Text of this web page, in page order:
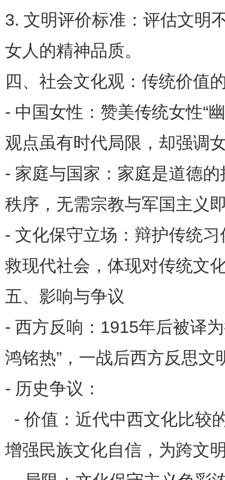
3. 文明评价标准：评估文
女人的精神品质。
四、社会文化观：传统价值
- 中国女性：赞美传统女性“
观点虽有时代局限，却强调
- 家庭与国家：家庭是道德
秩序，无需宗教与军国主义
- 文化保守立场：辩护传统
救现代社会，体现对传统文
五、影响与争议
- 西方反响：1915年后被译
鸿铭热”，一战后西方反思文
- 历史争议：
- 价值：近代中西文化比较
增强民族文化自信，为跨文